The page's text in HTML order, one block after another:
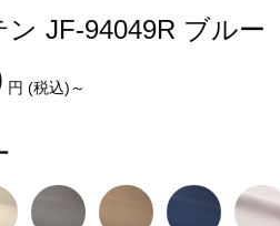
ン JF-94049R ブルー
円 (税込)～